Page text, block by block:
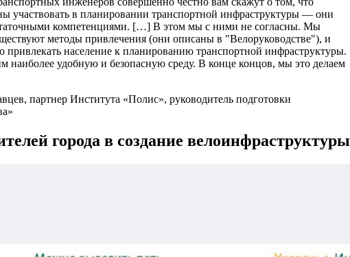
участвовать в планировании транспортной инфраструктуры — они
компетенциями. […] В этом мы с ними не согласны. Мы
методы привлечения (они описаны в "Велоруководстве"), и
привлекать население к планированию транспортной инфраструктуры.
наиболее удобную и безопасную среду. В конце концов, мы это делаем
партнер Института «Полис», руководитель подготовки
города в создание велоинфраструктуры